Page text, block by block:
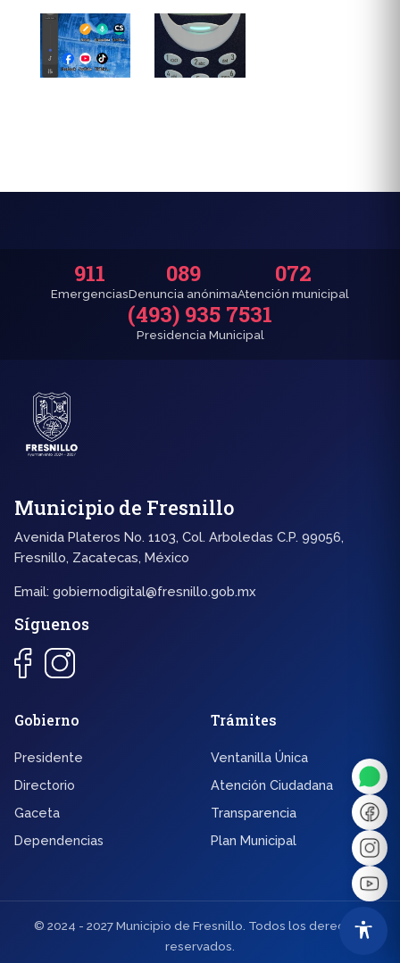
911
Emergencias
089
Denuncia anónima
072
Atención municipal
(493) 935 7531
Presidencia Municipal
Municipio de Fresnillo
Avenida Plateros No. 1103, Col. Arboledas C.P. 99056,
Fresnillo, Zacatecas, México
Email: gobiernodigital@fresnillo.gob.mx
Síguenos
Gobierno
Presidente
Directorio
Gaceta
Dependencias
Trámites
Ventanilla Única
Atención Ciudadana
Transparencia
Plan Municipal
© 2024 - 2027 Municipio de Fresnillo. Todos los derechos
reservados.
U̲
❙❙